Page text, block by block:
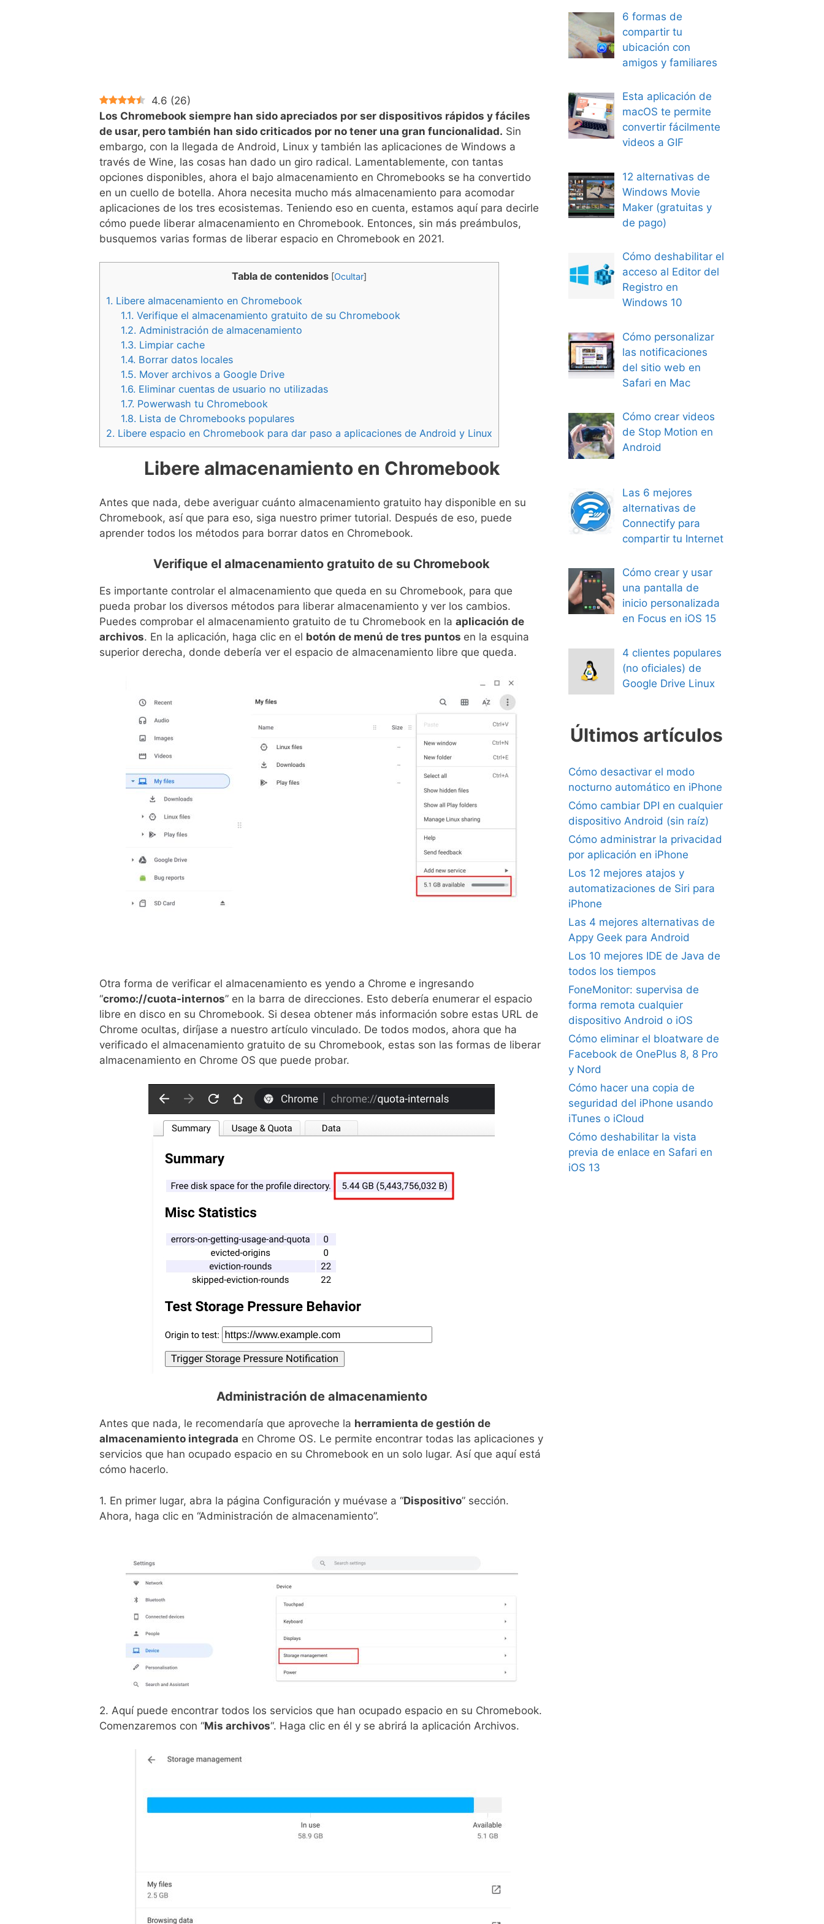
4.6 (26)
Los Chromebook siempre han sido apreciados por ser dispositivos rápidos y fáciles
de usar, pero también han sido criticados por no tener una gran funcionalidad. Sin
embargo, con la llegada de Android, Linux y también las aplicaciones de Windows a
través de Wine, las cosas han dado un giro radical. Lamentablemente, con tantas
opciones disponibles, ahora el bajo almacenamiento en Chromebooks se ha convertido
en un cuello de botella. Ahora necesita mucho más almacenamiento para acomodar
aplicaciones de los tres ecosistemas. Teniendo eso en cuenta, estamos aquí para decirle
cómo puede liberar almacenamiento en Chromebook. Entonces, sin más preámbulos,
busquemos varias formas de liberar espacio en Chromebook en 2021.
Tabla de contenidos [Ocultar]
1. Libere almacenamiento en Chromebook
1.1. Verifique el almacenamiento gratuito de su Chromebook
1.2. Administración de almacenamiento
1.3. Limpiar cache
1.4. Borrar datos locales
1.5. Mover archivos a Google Drive
1.6. Eliminar cuentas de usuario no utilizadas
1.7. Powerwash tu Chromebook
1.8. Lista de Chromebooks populares
2. Libere espacio en Chromebook para dar paso a aplicaciones de Android y Linux
Libere almacenamiento en Chromebook
Antes que nada, debe averiguar cuánto almacenamiento gratuito hay disponible en su
Chromebook, así que para eso, siga nuestro primer tutorial. Después de eso, puede
aprender todos los métodos para borrar datos en Chromebook.
Verifique el almacenamiento gratuito de su Chromebook
Es importante controlar el almacenamiento que queda en su Chromebook, para que
pueda probar los diversos métodos para liberar almacenamiento y ver los cambios.
Puedes comprobar el almacenamiento gratuito de tu Chromebook en la aplicación de
archivos. En la aplicación, haga clic en el botón de menú de tres puntos en la esquina
superior derecha, donde debería ver el espacio de almacenamiento libre que queda.
Otra forma de verificar el almacenamiento es yendo a Chrome e ingresando
“cromo://cuota-internos” en la barra de direcciones. Esto debería enumerar el espacio
libre en disco en su Chromebook. Si desea obtener más información sobre estas URL de
Chrome ocultas, diríjase a nuestro artículo vinculado. De todos modos, ahora que ha
verificado el almacenamiento gratuito de su Chromebook, estas son las formas de liberar
almacenamiento en Chrome OS que puede probar.
Administración de almacenamiento
Antes que nada, le recomendaría que aproveche la herramienta de gestión de
almacenamiento integrada en Chrome OS. Le permite encontrar todas las aplicaciones y
servicios que han ocupado espacio en su Chromebook en un solo lugar. Así que aquí está
cómo hacerlo.
1. En primer lugar, abra la página Configuración y muévase a “Dispositivo” sección.
Ahora, haga clic en “Administración de almacenamiento”.
2. Aquí puede encontrar todos los servicios que han ocupado espacio en su Chromebook.
Comenzaremos con “Mis archivos“. Haga clic en él y se abrirá la aplicación Archivos.
6 formas de
compartir tu
ubicación con
amigos y familiares
Esta aplicación de
macOS te permite
convertir fácilmente
videos a GIF
12 alternativas de
Windows Movie
Maker (gratuitas y
de pago)
Cómo deshabilitar el
acceso al Editor del
Registro en
Windows 10
Cómo personalizar
las notificaciones
del sitio web en
Safari en Mac
Cómo crear videos
de Stop Motion en
Android
Las 6 mejores
alternativas de
Connectify para
compartir tu Internet
Cómo crear y usar
una pantalla de
inicio personalizada
en Focus en iOS 15
4 clientes populares
(no oficiales) de
Google Drive Linux
Últimos artículos
Cómo desactivar el modo
nocturno automático en iPhone
Cómo cambiar DPI en cualquier
dispositivo Android (sin raíz)
Cómo administrar la privacidad
por aplicación en iPhone
Los 12 mejores atajos y
automatizaciones de Siri para
iPhone
Las 4 mejores alternativas de
Appy Geek para Android
Los 10 mejores IDE de Java de
todos los tiempos
FoneMonitor: supervisa de
forma remota cualquier
dispositivo Android o iOS
Cómo eliminar el bloatware de
Facebook de OnePlus 8, 8 Pro
y Nord
Cómo hacer una copia de
seguridad del iPhone usando
iTunes o iCloud
Cómo deshabilitar la vista
previa de enlace en Safari en
iOS 13